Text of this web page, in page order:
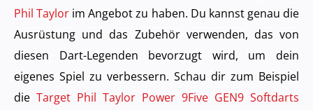
Phil Taylor im Angebot zu haben. Du kannst genau die
Ausrüstung und das Zubehör verwenden, das von
diesen Dart-Legenden bevorzugt wird, um dein
eigenes Spiel zu verbessern. Schau dir zum Beispiel
die Target Phil Taylor Power 9Five GEN9 Softdarts